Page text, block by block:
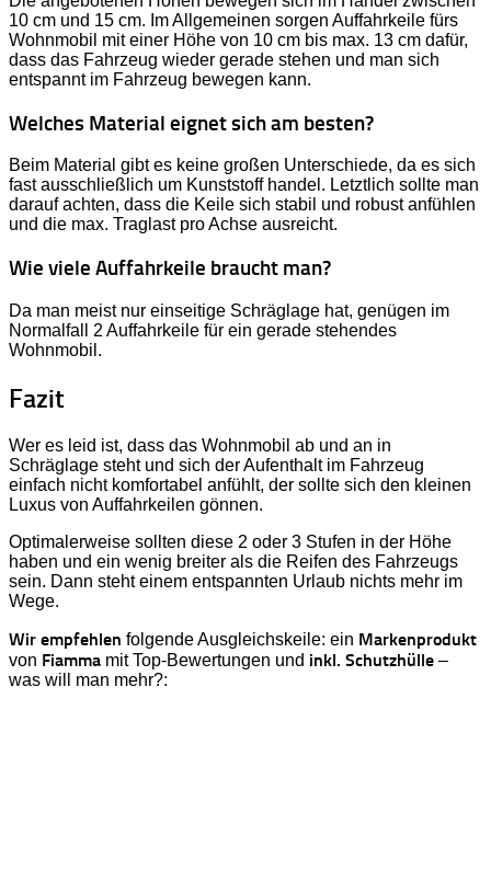
10 cm und 15 cm. Im Allgemeinen sorgen Auffahrkeile fürs
Wohnmobil mit einer Höhe von 10 cm bis max. 13 cm dafür,
dass das Fahrzeug wieder gerade stehen und man sich
entspannt im Fahrzeug bewegen kann.
Welches Material eignet sich am besten?
Beim Material gibt es keine großen Unterschiede, da es sich
fast ausschließlich um Kunststoff handel. Letztlich sollte man
darauf achten, dass die Keile sich stabil und robust anfühlen
und die max. Traglast pro Achse ausreicht.
Wie viele Auffahrkeile braucht man?
Da man meist nur einseitige Schräglage hat, genügen im
Normalfall 2 Auffahrkeile für ein gerade stehendes
Wohnmobil.
Fazit
Wer es leid ist, dass das Wohnmobil ab und an in
Schräglage steht und sich der Aufenthalt im Fahrzeug
einfach nicht komfortabel anfühlt, der sollte sich den kleinen
Luxus von Auffahrkeilen gönnen.
Optimalerweise sollten diese 2 oder 3 Stufen in der Höhe
haben und ein wenig breiter als die Reifen des Fahrzeugs
sein. Dann steht einem entspannten Urlaub nichts mehr im
Wege.
Wir empfehlen folgende Ausgleichskeile: ein Markenprodukt
von Fiamma mit Top-Bewertungen und inkl. Schutzhülle –
was will man mehr?: